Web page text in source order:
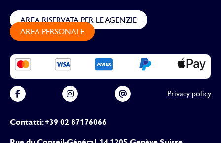
Contatti: +39 02 87176066
AREA RISERVATA PER LE AGENZIE
AREA PERSONALE
Privacy policy